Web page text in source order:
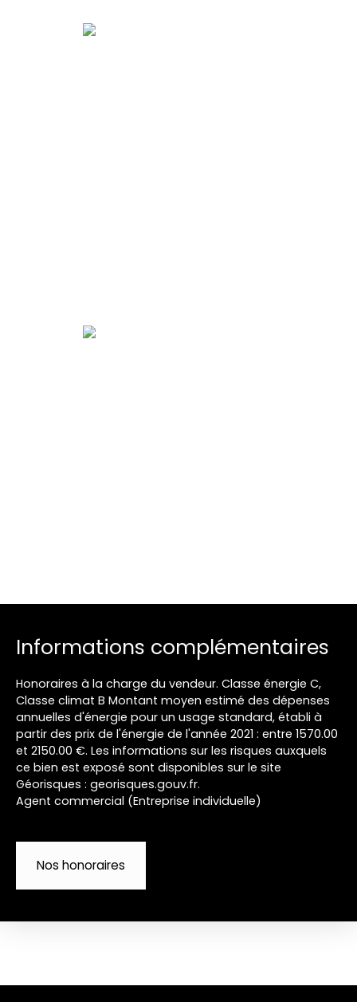
Informations complémentaires
Honoraires à la charge du vendeur. Classe énergie C,
Classe climat B Montant moyen estimé des dépenses
annuelles d'énergie pour un usage standard, établi à
partir des prix de l'énergie de l'année 2021 : entre 1570.00
et 2150.00 €. Les informations sur les risques auxquels
ce bien est exposé sont disponibles sur le site
Géorisques : georisques.gouv.fr.
Agent commercial (Entreprise individuelle)
Nos honoraires